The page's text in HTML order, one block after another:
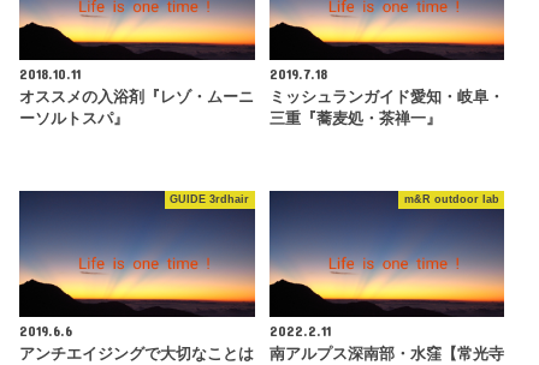
2018.10.11
オススメの入浴剤『レゾ・ムーニ
ーソルトスパ』
2019.7.18
ミッシュランガイド愛知・岐阜・
三重『蕎麦処・茶禅一』
GUIDE 3rdhair
2019.6.6
アンチエイジングで大切なことは
m&R outdoor lab
2022.2.11
南アルプス深南部・水窪【常光寺